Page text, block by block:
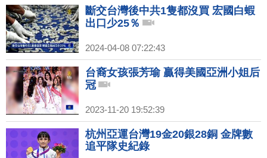
斷交台灣後中共1隻都沒買 宏國白蝦
出口少25％
2024-04-08 07:22:43
台裔女孩張芳瑜 贏得美國亞洲小姐后
冠
2023-11-20 19:52:39
杭州亞運台灣19金20銀28銅 金牌數
追平隊史紀錄